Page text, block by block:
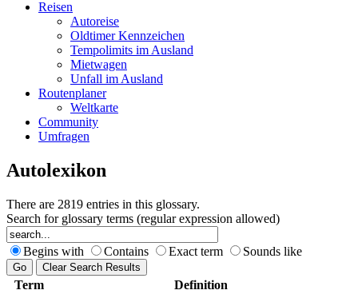
Reisen
Autoreise
Oldtimer Kennzeichen
Tempolimits im Ausland
Mietwagen
Unfall im Ausland
Routenplaner
Weltkarte
Community
Umfragen
Autolexikon
There are 2819 entries in this glossary.
Search for glossary terms (regular expression allowed)
Begins with Contains Exact term Sounds like
Term Definition